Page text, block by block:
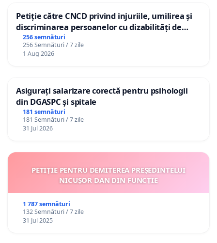
Petiție către CNCD privind injuriile, umilirea și
discriminarea persoanelor cu dizabilități de
către utilizatorul TikTok „Gorici”
256 semnături
256 Semnături / 7 zile
1 Aug 2026
Asigurați salarizare corectă pentru psihologii
din DGASPC și spitale
181 semnături
181 Semnături / 7 zile
31 Jul 2026
PETIȚIE PENTRU DEMITEREA PREȘEDINTELUI
NICUȘOR DAN DIN FUNCȚIE
1 787 semnături
132 Semnături / 7 zile
31 Jul 2025